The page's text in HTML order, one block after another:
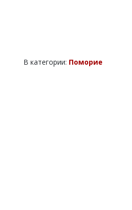
В категории: Поморие